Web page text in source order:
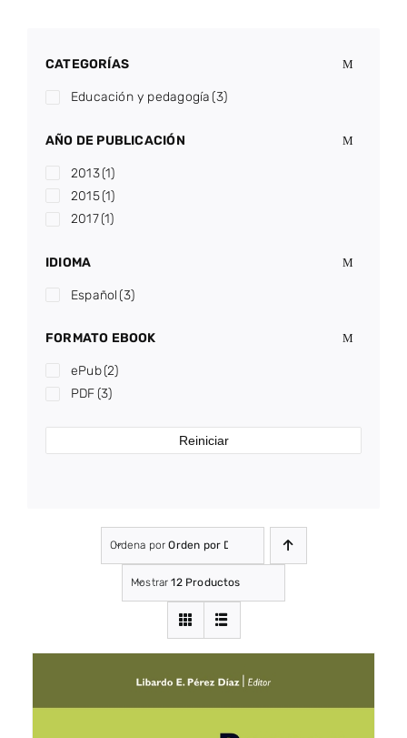
CATEGORÍAS
Educación y pedagogía(3)
AÑO DE PUBLICACIÓN
2013(1)
2015(1)
2017(1)
IDIOMA
Español (3)
FORMATO EBOOK
ePub(2)
PDF(3)
Reiniciar
Ordena porOrden por Defecto
Mostrar12 Productos